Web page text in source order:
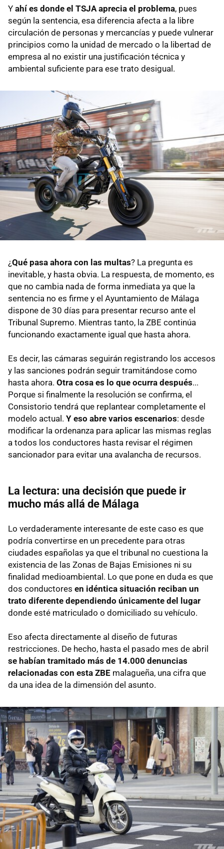
Y ahí es donde el TSJA aprecia el problema, pues
según la sentencia, esa diferencia afecta a la libre
circulación de personas y mercancías y puede vulnerar
principios como la unidad de mercado o la libertad de
empresa al no existir una justificación técnica y
ambiental suficiente para ese trato desigual.
¿Qué pasa ahora con las multas? La pregunta es
inevitable, y hasta obvia. La respuesta, de momento, es
que no cambia nada de forma inmediata ya que la
sentencia no es firme y el Ayuntamiento de Málaga
dispone de 30 días para presentar recurso ante el
Tribunal Supremo. Mientras tanto, la ZBE continúa
funcionando exactamente igual que hasta ahora.
Es decir, las cámaras seguirán registrando los accesos
y las sanciones podrán seguir tramitándose como
hasta ahora. Otra cosa es lo que ocurra después...
Porque si finalmente la resolución se confirma, el
Consistorio tendrá que replantear completamente el
modelo actual. Y eso abre varios escenarios: desde
modificar la ordenanza para aplicar las mismas reglas
a todos los conductores hasta revisar el régimen
sancionador para evitar una avalancha de recursos.
La lectura: una decisión que puede ir
mucho más allá de Málaga
Lo verdaderamente interesante de este caso es que
podría convertirse en un precedente para otras
ciudades españolas ya que el tribunal no cuestiona la
existencia de las Zonas de Bajas Emisiones ni su
finalidad medioambiental. Lo que pone en duda es que
dos conductores en idéntica situación reciban un
trato diferente dependiendo únicamente del lugar
donde esté matriculado o domiciliado su vehículo.
Eso afecta directamente al diseño de futuras
restricciones. De hecho, hasta el pasado mes de abril
se habían tramitado más de 14.000 denuncias
relacionadas con esta ZBE malagueña, una cifra que
da una idea de la dimensión del asunto.